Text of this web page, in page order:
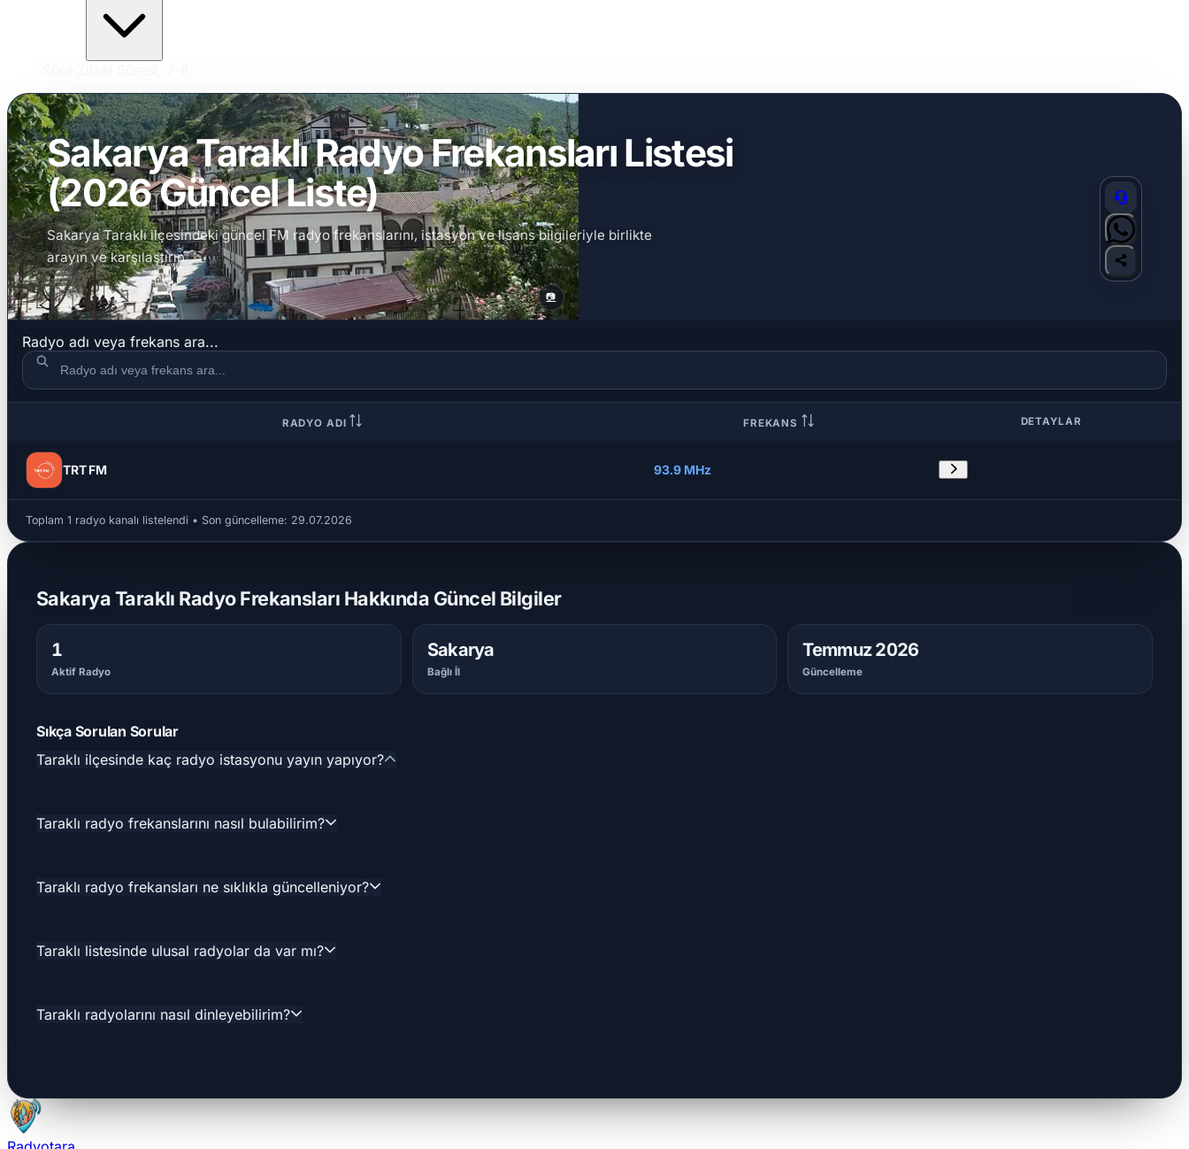
📷
Sakarya Taraklı Radyo Frekansları Listesi
(2026 Güncel Liste)
Sakarya Taraklı ilçesindeki güncel FM radyo frekanslarını, istasyon ve lisans bilgileriyle birlikte
arayın ve karşılaştırın.
Radyo adı veya frekans ara...
RADYO ADI FREKANS DETAYLAR
TRT FM 93.9 MHz
Toplam 1 radyo kanalı listelendi • Son güncelleme: 29.07.2026
Sakarya Taraklı Radyo Frekansları Hakkında Güncel Bilgiler
1
Aktif Radyo
Sakarya
Bağlı İl
Temmuz 2026
Güncelleme
Sıkça Sorulan Sorular
Taraklı ilçesinde kaç radyo istasyonu yayın yapıyor?
Taraklı radyo frekanslarını nasıl bulabilirim?
Taraklı radyo frekansları ne sıklıkla güncelleniyor?
Taraklı listesinde ulusal radyolar da var mı?
Taraklı radyolarını nasıl dinleyebilirim?